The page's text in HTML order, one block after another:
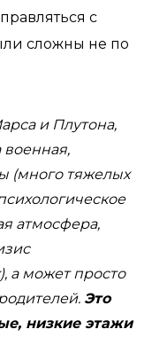
с
сложны не по
и Плутона,
военная,
(много тяжелых
атмосфера,
а может просто
Это
низкие этажи